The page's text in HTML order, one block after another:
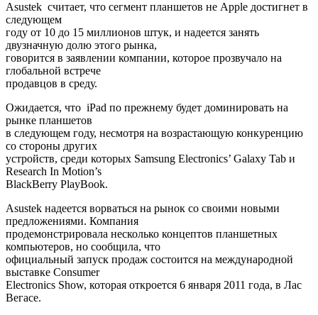
Asustek считает, что сегмент планшетов не Apple достигнет в
следующем
году от 10 до 15 миллионов штук, и надеется занять
двузначную долю этого рынка,
говорится в заявлении компании, которое прозвучало на
глобальной встрече
продавцов в среду.
Ожидается, что iPad по прежнему будет доминировать на
рынке планшетов
в следующем году, несмотря на возрастающую конкуренцию
со стороны других
устройств, среди которых Samsung Electronics’ Galaxy Tab и
Research In Motion’s
BlackBerry PlayBook.
Asustek надеется ворваться на рынок со своими новыми
предложениями. Компания
продемонстрировала несколько концептов планшетных
компьютеров, но сообщила, что
официальный запуск продаж состоится на международной
выставке Consumer
Electronics Show, которая откроется 6 января 2011 года, в Лас
Вегасе.